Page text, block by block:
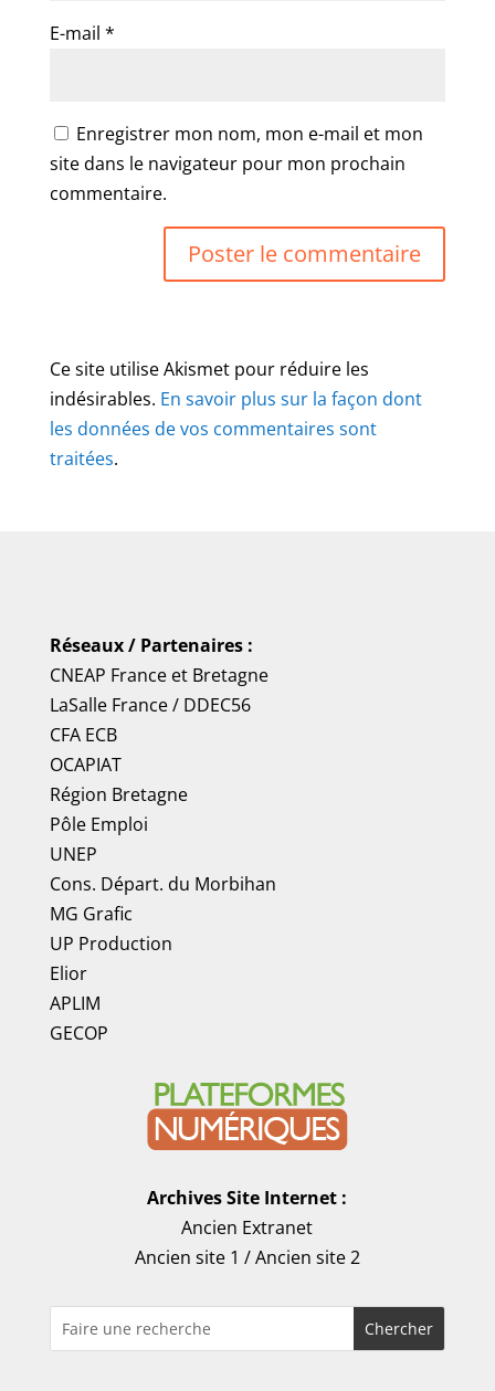
E-mail *
Enregistrer mon nom, mon e-mail et mon
site dans le navigateur pour mon prochain
commentaire.
Ce site utilise Akismet pour réduire les
indésirables. En savoir plus sur la façon dont
les données de vos commentaires sont
traitées.
Réseaux / Partenaires :
CNEAP Franceet Bretagne
LaSalle France/ DDEC56
CFA ECB
OCAPIAT
Région Bretagne
Pôle Emploi
UNEP
Cons. Départ. du Morbihan
MG Grafic
UP Production
Elior
APLIM
GECOP
Archives Site Internet :
Ancien Extranet
Ancien site 1 /Ancien site 2